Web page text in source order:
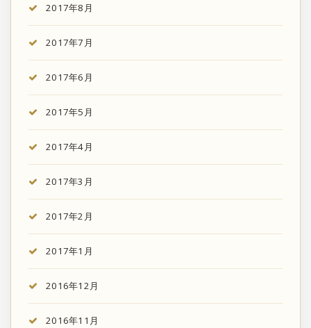
2017年8月
2017年7月
2017年6月
2017年5月
2017年4月
2017年3月
2017年2月
2017年1月
2016年12月
2016年11月